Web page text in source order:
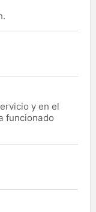
y en el
funcionado